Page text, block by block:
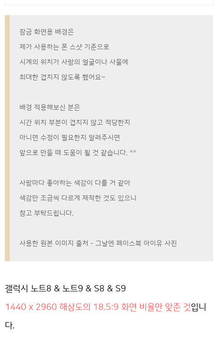
잠금 화면용 배경은
제가 사용하는 폰 스샷 기준으로
시계의 위치가 사람의 얼굴이나 사물에
최대한 겹치지 않도록 했어요~
배경 적용해보신 분은
시간 위치 부분이 겹치지 않고 적당한지
아니면 수정이 필요한지 알려주시면
앞으로 만들 때 도움이 될 것 같습니다. ^^
사람마다 좋아하는 색감이 다를 거 같아
색감만 조금씩 다르게 제작한 것도 있으니
참고 부탁드립니다.
사용한 원본 이미지 출처 - 그날엔 페이스북 아이유 사진
갤럭시 노트8 & 노트9 & S8 & S9
1440 x 2960 해상도의 18.5:9 화면 비율만 맞춘 것입니
다.